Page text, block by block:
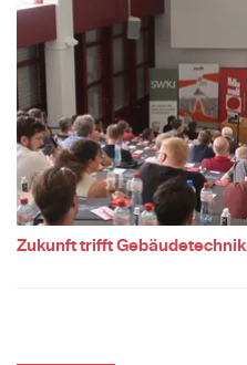
Zukunft trifft Gebäudetechnik